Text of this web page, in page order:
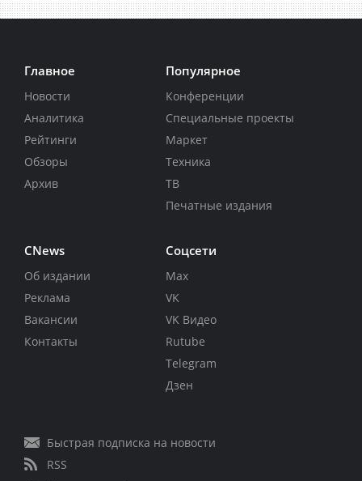
Главное
Новости
Аналитика
Рейтинги
Обзоры
Архив
Популярное
Конференции
Специальные проекты
Маркет
Техника
ТВ
Печатные издания
CNews
Об издании
Реклама
Вакансии
Контакты
Соцсети
Max
VK
VK Видео
Rutube
Telegram
Дзен
Быстрая подписка на новости
RSS